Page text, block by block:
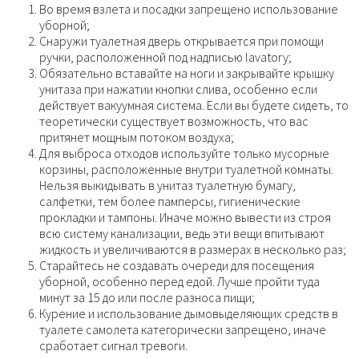
Во время взлета и посадки запрещено использование
уборной;
Снаружи туалетная дверь открывается при помощи
ручки, расположенной под надписью lavatory;
Обязательно вставайте на ноги и закрывайте крышку
унитаза при нажатии кнопки слива, особенно если
действует вакуумная система. Если вы будете сидеть, то
теоретически существует возможность, что вас
притянет мощным потоком воздуха;
Для выброса отходов используйте только мусорные
корзины, расположенные внутри туалетной комнаты.
Нельзя выкидывать в унитаз туалетную бумагу,
салфетки, тем более памперсы, гигиенические
прокладки и тампоны. Иначе можно вывести из строя
всю систему канализации, ведь эти вещи впитывают
жидкость и увеличиваются в размерах в несколько раз;
Старайтесь не создавать очереди для посещения
уборной, особенно перед едой. Лучше пройти туда
минут за 15 до или после разноса пищи;
Курение и использование дымовыделяющих средств в
туалете самолета категорически запрещено, иначе
сработает сигнал тревоги.